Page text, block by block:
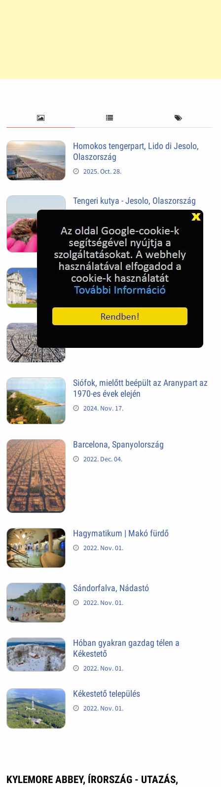
Homokos tengerpart, Lido di Jesolo,
Olaszország
2025. Oct. 28.
Tengeri kutya - Jesolo, Olaszország
Pisai ferde torony
2025. Oct. 28.
Szeged
Siófok, mielőtt beépült az Aranypart az
1970-es évek elején
2024. Nov. 17.
Barcelona, Spanyolország
2022. Dec. 04.
Hagymatikum | Makó fürdő
2022. Nov. 01.
Sándorfalva, Nádastó
2022. Nov. 01.
Hóban gyakran gazdag télen a
Kékestető
2022. Nov. 01.
Kékestető település
2022. Nov. 01.
KYLEMORE ABBEY, ÍRORSZÁG - UTAZÁS,